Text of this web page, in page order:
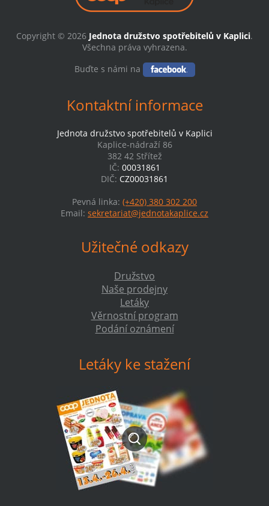
Copyright © 2026 Jednota družstvo spotřebitelů v Kaplici.
Všechna práva vyhrazena.
Buďte s námi na
Kontaktní informace
Jednota družstvo spotřebitelů v Kaplici
Kaplice-nádraží 86
382 42 Střítež
IČ: 00031861
DIČ: CZ00031861
Pevná linka: (+420) 380 302 200
Email: sekretariat@jednotakaplice.cz
Užitečné odkazy
Družstvo
Naše prodejny
Letáky
Věrnostní program
Podání oznámení
Letáky ke stažení